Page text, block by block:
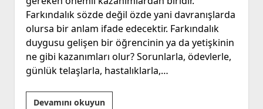
Farkındalık sözde değil özde yani davranışlarda
olursa bir anlam ifade edecektir. Farkındalık
duygusu gelişen bir öğrencinin ya da yetişkinin
ne gibi kazanımları olur? Sorunlarla, ödevlerle,
günlük telaşlarla, hastalıklarla,…
Devamını okuyunFark